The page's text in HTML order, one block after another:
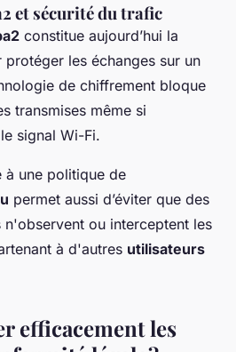
et sécurité du trafic
constitue aujourd’hui la
les échanges sur un
de chiffrement bloque
transmises même si
signal Wi-Fi.
à une politique de
permet aussi d’éviter que des
ou interceptent les
à d'autres utilisateurs
efficacement les